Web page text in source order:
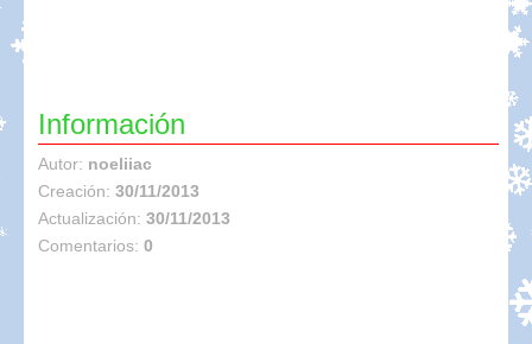
Información
Autor: noeliiac
Creación: 30/11/2013
Actualización: 30/11/2013
Comentarios: 0